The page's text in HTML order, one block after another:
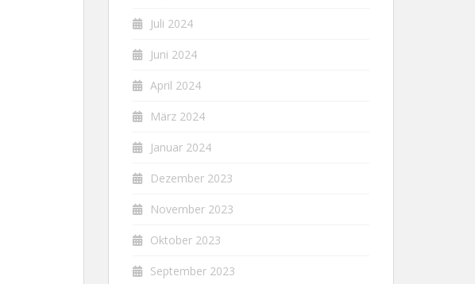
Juli 2024
Juni 2024
April 2024
März 2024
Januar 2024
Dezember 2023
November 2023
Oktober 2023
September 2023